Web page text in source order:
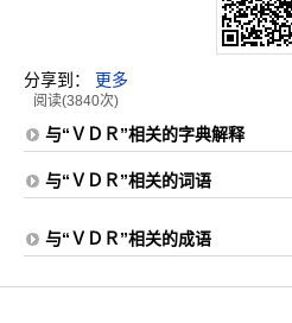
分享到： 更多
阅读(3840次)
与“ＶＤＲ”相关的字典解释
与“ＶＤＲ”相关的词语
与“ＶＤＲ”相关的成语